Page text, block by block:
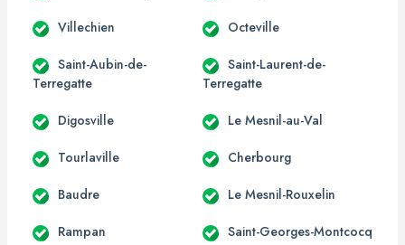
Villechien Octeville
Saint-Aubin-de-
Terregatte
Saint-Laurent-de-
Terregatte
Digosville Le Mesnil-au-Val
Tourlaville Cherbourg
Baudre Le Mesnil-Rouxelin
Rampan Saint-Georges-Montcocq